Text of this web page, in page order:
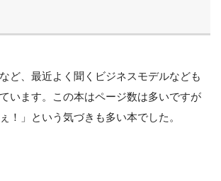
など、最近よく聞くビジネスモデルなども
います。この本はページ数は多いですが
！」という気づきも多い本でした。